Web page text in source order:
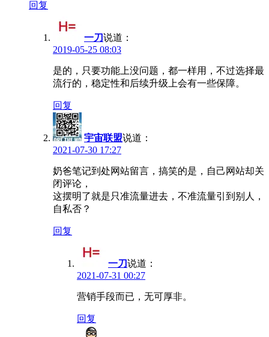
回复
一刀说道：
2019-05-25 08:03
是的，只要功能上没问题，都一样用，不过选择最
流行的，稳定性和后续升级上会有一些保障。
回复
宇宙联盟说道：
2021-07-30 17:27
奶爸笔记到处网站留言，搞笑的是，自己网站却关
闭评论，
这摆明了就是只准流量进去，不准流量引到别人，
自私否？
回复
一刀说道：
2021-07-31 00:27
营销手段而已，无可厚非。
回复